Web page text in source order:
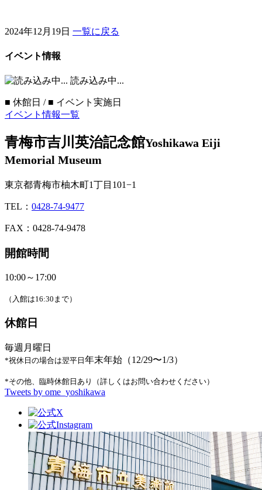
2024年12月19日 一覧に戻る
イベント情報
読み込み中...
■ 休館日 / ■ イベント実施日
イベント情報一覧
青梅市吉川英治記念館Yoshikawa Eiji
Memorial Museum
東京都青梅市柚木町1丁目101−1
TEL： 0428-74-9477
FAX：0428-74-9478
開館時間
10:00～17:00
（入館は16:30まで）
休館日
毎週月曜日
*祝休日の場合は翌平日 年末年始（12/29〜1/3）
*その他、臨時休館日あり（詳しくはお問い合わせください）
Tweets by ome_yoshikawa